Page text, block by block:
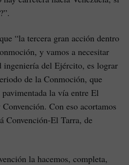
“la tercera gran acción dentro
y vamos a necesitar
ingeniería del Ejército, es lograr
de la Conmoción, que
la vía entre El
Con eso acortamos
Convención-El Tarra, de
la hacemos, completa,